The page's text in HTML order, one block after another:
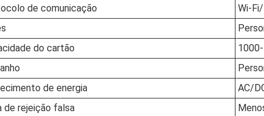
de comunicação
Wi-
do cartão
de energia
AC/
de rejeição falsa